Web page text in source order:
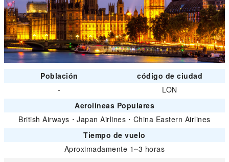
Población
código de ciudad
-
LON
Aerolíneas Populares
British Airways ・Japan Airlines ・ China Eastern Airlines
Tiempo de vuelo
Aproximadamente 1~3 horas